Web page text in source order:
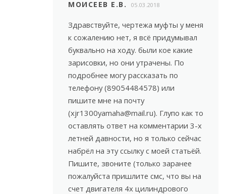
МОИСЕЕВ Е.В. 05.03.2018
Здравствуйте, чертежа муфты у меня
к сожалению нет, я всё придумывал
буквально на ходу. были кое какие
зарисовки, но они утрачены. По
подробнее могу рассказать по
телефону (89054484578) или
пишите мне на почту
(xjr1300yamaha@mail.ru). Глупо как то
оставлять ответ на комментарии 3-х
летней давности, но я только сейчас
набрёл на эту ссылку с моей статьёй.
Пишите, звоните (только заранее
пожалуйста пришлите смс, что вы на
счет двигателя 4х цилиндрового